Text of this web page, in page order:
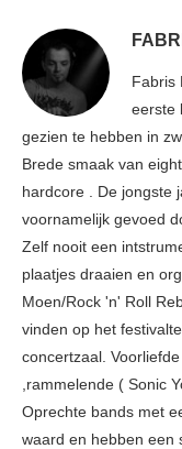
Fabris
eerste
gezien te hebben in
Brede smaak van
hardcore . De jongste
voornamelijk gevoed
Zelf nooit een
plaatjes draaien en
Moen/Rock 'n' Roll
vinden op het
concertzaal.
,rammelende ( Sonic
Oprechte bands met
waard en hebben een